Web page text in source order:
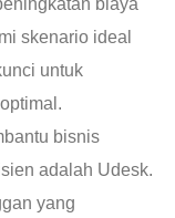
biaya
skenario ideal
untuk
bisnis
adalah Udesk.
yang